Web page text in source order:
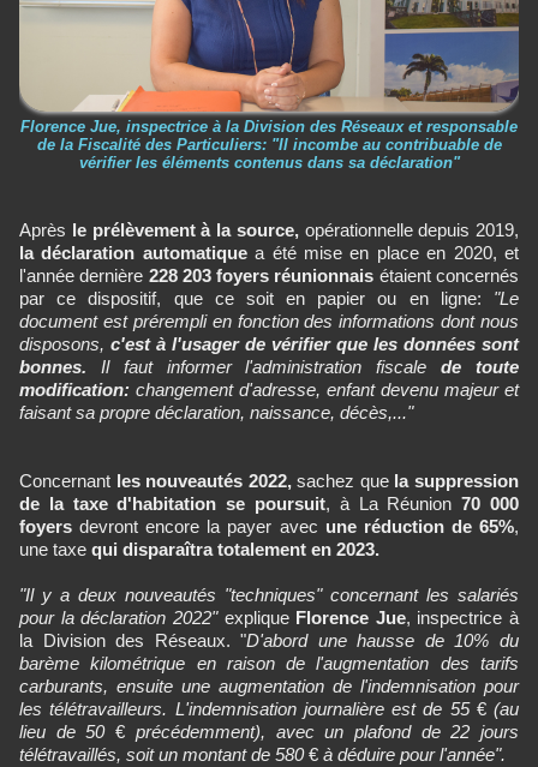
Florence Jue, inspectrice à la Division des Réseaux et responsable
de la Fiscalité des Particuliers: "Il incombe au contribuable de
vérifier les éléments contenus dans sa déclaration"
Après le prélèvement à la source,opérationnelle depuis 2019,
la déclaration automatiquea été mise en place en 2020, et
l'année dernière 228 203 foyers réunionnais étaient concernés
par ce dispositif, que ce soit en papier ou en ligne: "Le
document est prérempli en fonction des informations dont nous
disposons, c'est à l'usager de vérifier que les données sont
bonnes. Il faut informer l'administration fiscalede toute
modification: changement d'adresse, enfant devenu majeur et
faisant sa propre déclaration, naissance, décès,..."
Concernant les nouveautés 2022,sachez que la suppression
de la taxe d'habitation se poursuit, à La Réunion 70 000
foyers devront encore la payer avec une réduction de 65%,
une taxe qui disparaîtra totalement en 2023.
"Il y a deux nouveautés "techniques" concernant les salariés
pour la déclaration 2022"explique Florence Jue, inspectrice à
la Division des Réseaux. "D'abord une hausse de 10% du
barème kilométrique en raison de l'augmentation des tarifs
carburants, ensuite une augmentation de l'indemnisation pour
les télétravailleurs. L'indemnisation journalière est de 55 € (au
lieu de 50€ précédemment), avec un plafond de 22 jours
télétravaillés, soit un montant de 580€ à déduire pour l'année".